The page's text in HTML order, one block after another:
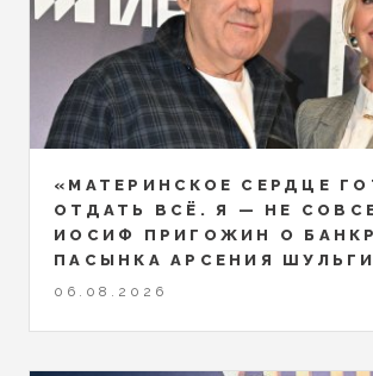
«МАТЕРИНСКОЕ СЕРДЦЕ
ОТДАТЬ ВСЁ. Я — НЕ
ИОСИФ ПРИГОЖИН О
ПАСЫНКА АРСЕНИЯ
06.08.2026